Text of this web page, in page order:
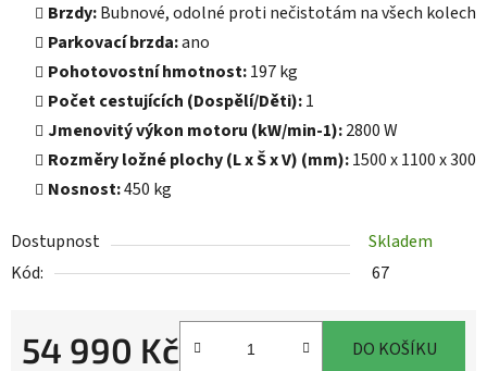
Brzdy:Bubnové, odolné proti nečistotám na všech kolech
Parkovací brzda:ano
Pohotovostní hmotnost:197 kg
Počet cestujících (Dospělí/Děti):1
Jmenovitý výkon motoru (kW/min-1):2800 W
Rozměry ložné plochy (L x Š x V) (mm):1500 x 1100 x 300
Nosnost:450 kg
Dostupnost
Skladem
Kód:
67
54 990 Kč DO KOŠÍKU